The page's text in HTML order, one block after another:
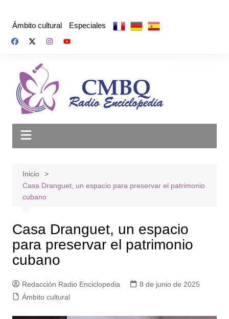
Ámbito cultural Especiales
Inicio
Casa Dranguet, un espacio para preservar el patrimonio
cubano
Casa Dranguet, un espacio
para preservar el patrimonio
cubano
Redacción Radio Enciclopedia
8 de junio de 2025
Ámbito cultural